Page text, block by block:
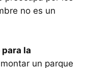
no es un
la
un parque